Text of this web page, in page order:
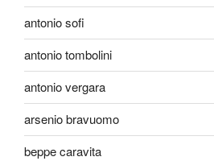
antonio sofi
antonio tombolini
antonio vergara
arsenio bravuomo
beppe caravita